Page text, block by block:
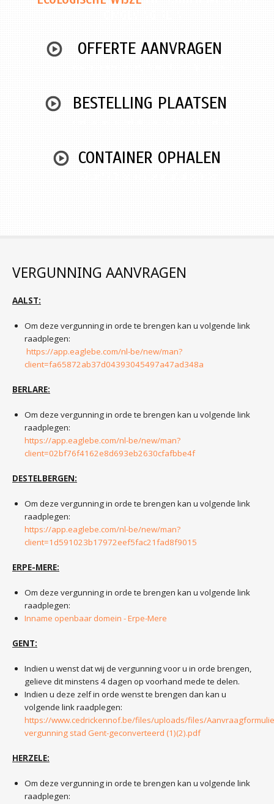
OFFERTE AANVRAGEN
BESTELLING PLAATSEN
CONTAINER OPHALEN
VERGUNNING AANVRAGEN
AALST:
Om deze vergunning in orde te brengen kan u volgende link
raadplegen:
https://app.eaglebe.com/nl-be/new/man?
client=fa65872ab37d04393045497a47ad348a
BERLARE:
Om deze vergunning in orde te brengen kan u volgende link
raadplegen:
https://app.eaglebe.com/nl-be/new/man?
client=02bf76f4162e8d693eb2630cfafbbe4f
DESTELBERGEN:
Om deze vergunning in orde te brengen kan u volgende link
raadplegen:
https://app.eaglebe.com/nl-be/new/man?
client=1d591023b17972eef5fac21fad8f9015
ERPE-MERE:
Om deze vergunning in orde te brengen kan u volgende link
raadplegen:
Inname openbaar domein - Erpe-Mere
GENT:
Indien u wenst dat wij de vergunning voor u in orde brengen,
gelieve dit minstens 4 dagen op voorhand mede te delen.
Indien u deze zelf in orde wenst te brengen dan kan u
volgende link raadplegen:
https://www.cedrickennof.be/files/uploads/files/
vergunning stad Gent-geconverteerd (1)(2).pdf
HERZELE:
Om deze vergunning in orde te brengen kan u volgende link
raadplegen: